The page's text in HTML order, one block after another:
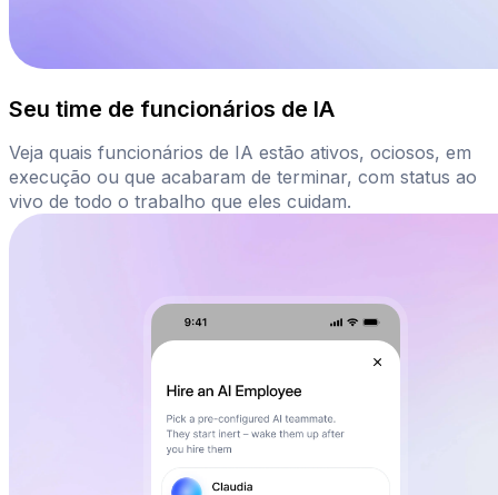
Seu time de funcionários de IA
Veja quais funcionários de IA estão ativos, ociosos, em
execução ou que acabaram de terminar, com status ao
vivo de todo o trabalho que eles cuidam.